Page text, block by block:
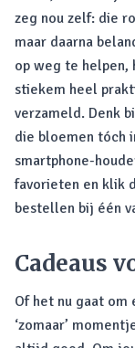
zeg nou zelf: die
maar daarna
op weg te helpen,
stiekem heel
verzameld. Denk
die bloemen tóch
smartphone-
favorieten en klik
bestellen bij één
Cadeaus
Of het nu gaat
‘zomaar’